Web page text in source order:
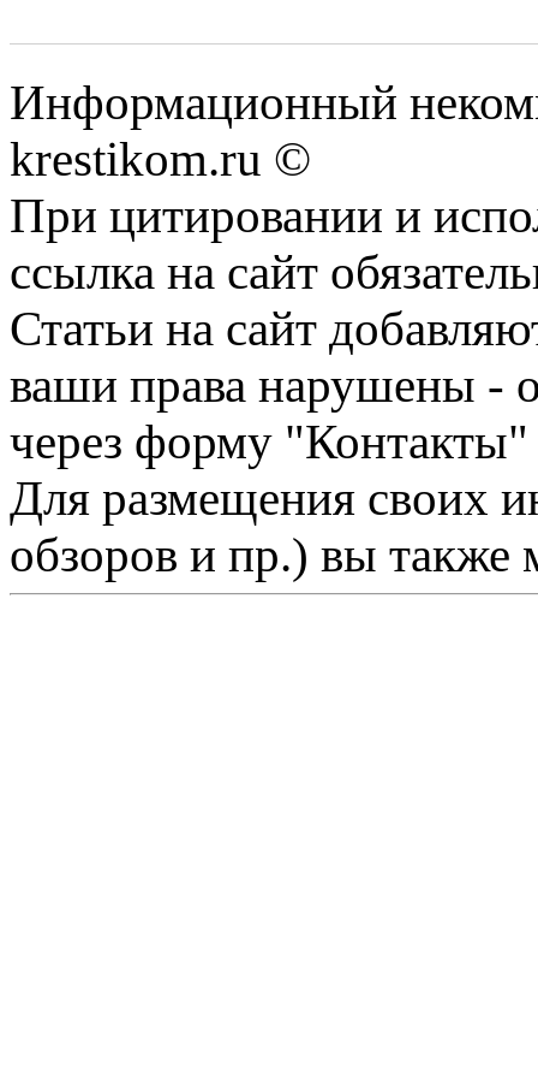
Информационный
krestikom.ru ©
При цитировании и
ссылка на сайт
Статьи на сайт
ваши права нарушены -
через форму "Контакты"
Для размещения своих
обзоров и пр.) вы также